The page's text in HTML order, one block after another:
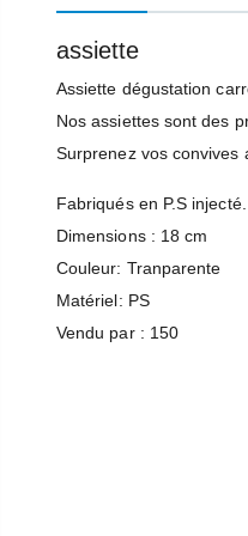
assiette
Assiette dégustation
Nos assiettes sont des
Surprenez vos convives
Fabriqués en P.S injecté.
Dimensions : 18 cm
Couleur: Tranparente
Matériel: PS
Vendu par : 150
18,99 €
5,99 €